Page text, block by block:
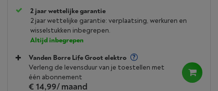
2 jaar wettelijke garantie
2 jaar wettelijke garantie: verplaatsing, werkuren en
wisselstukken inbegrepen.
Altijd inbegrepen
Vanden Borre Life Groot elektro
Verleng de levensduur van je toestellen met
één abonnement
€ 14,99/ maand